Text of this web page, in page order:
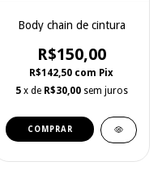
Body chain de cintura
R$150,00
R$142,50 com Pix
5 x de R$30,00 sem juros